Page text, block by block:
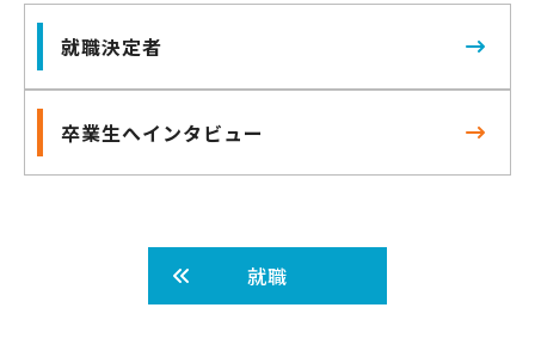
就職決定者
卒業生へインタビュー
就職